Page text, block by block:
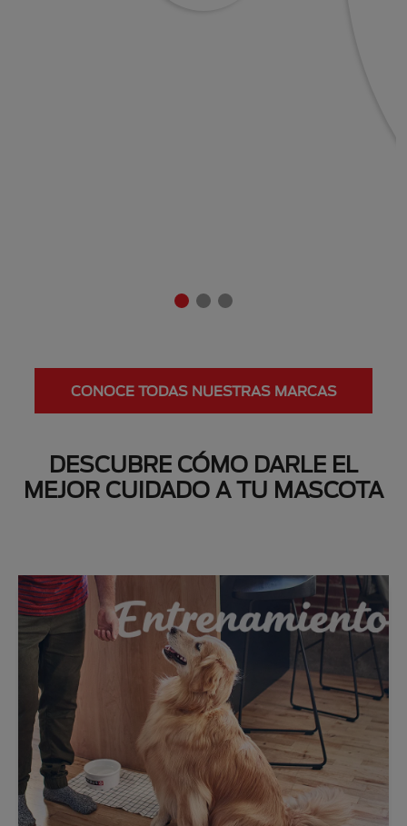
Next
CONOCE TODAS NUESTRAS MARCAS
DESCUBRE CÓMO DARLE EL
MEJOR CUIDADO A TU MASCOTA